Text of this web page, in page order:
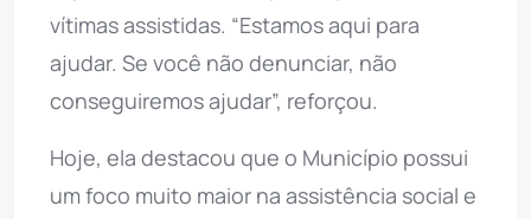
vítimas assistidas. “Estamos aqui para
ajudar. Se você não denunciar, não
conseguiremos ajudar”, reforçou.
Hoje, ela destacou que o Município possui
um foco muito maior na assistência social e